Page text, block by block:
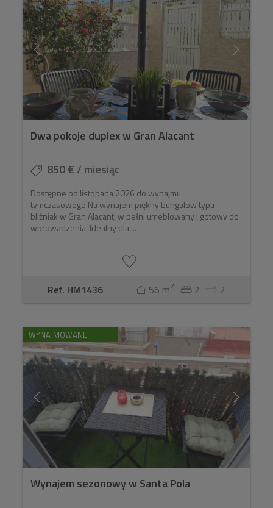
Dwa pokoje duplex w Gran Alacant
850 € / miesiąc
Dostępne od listopada 2026 do wynajmu
tymczasowego.Na wynajem piękny bungalow typu
bliźniak w Gran Alacant, w pełni umeblowany i gotowy do
wprowadzenia. Idealny dla ...
Ref. HM1436 56 m2 2 2
WYNAJMOWANE
Wynajem sezonowy w Santa Pola